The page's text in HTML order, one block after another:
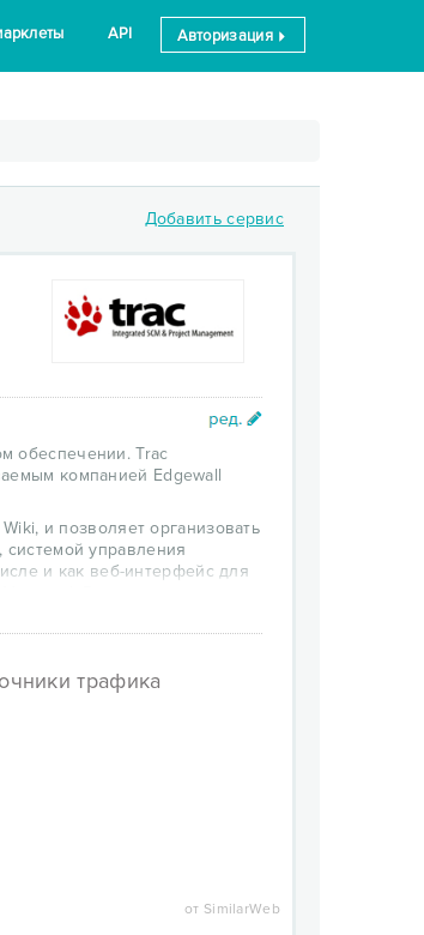
API Авторизация
Добавить сервис
обеспечении. Trac
компанией Edgewall
и позволяет организовать
управления
и как веб-интерфейс для
трафика
от SimilarWeb